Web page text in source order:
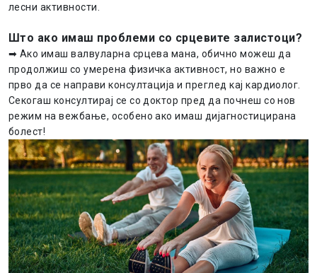
лесни активности.
Што ако имаш проблеми со срцевите залистоци?
➡ Ако имаш валвуларна срцева мана, обично можеш да
продолжиш со умерена физичка активност, но важно е
прво да се направи консултација и преглед кај кардиолог.
Секогаш консултирај се со доктор пред да почнеш со нов
режим на вежбање, особено ако имаш дијагностицирана
болест!